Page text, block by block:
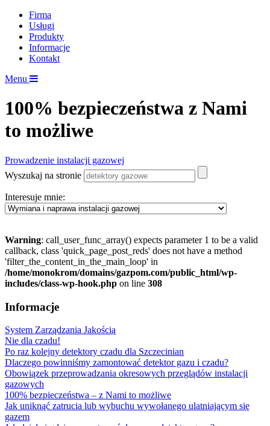
Firma
Usługi
Produkty
Informacje
Kontakt
Menu
100% bezpieczeństwa z Nami
to możliwe
Prowadzenie instalacji gazowej
Wyszukaj na stronie
Interesuje mnie:
Warning: call_user_func_array() expects parameter 1 to be a valid
callback, class 'quick_page_post_reds' does not have a method
'filter_the_content_in_the_main_loop' in
/home/monokrom/domains/gazpom.com/public_html/wp-
includes/class-wp-hook.php on line 308
Informacje
System Zarządzania Jakością
Nie dla czadu!
Po raz kolejny detektory czadu dla Szczecinian
Dlaczego powinniśmy zamontować detektor gazu i czadu?
Obowiązek przeprowadzania okresowych przeglądów instalacji
gazowych
100% bezpieczeństwa – z Nami to możliwe
Jak uniknąć zatrucia lub wybuchu wywołanego ulatniającym się
gazem